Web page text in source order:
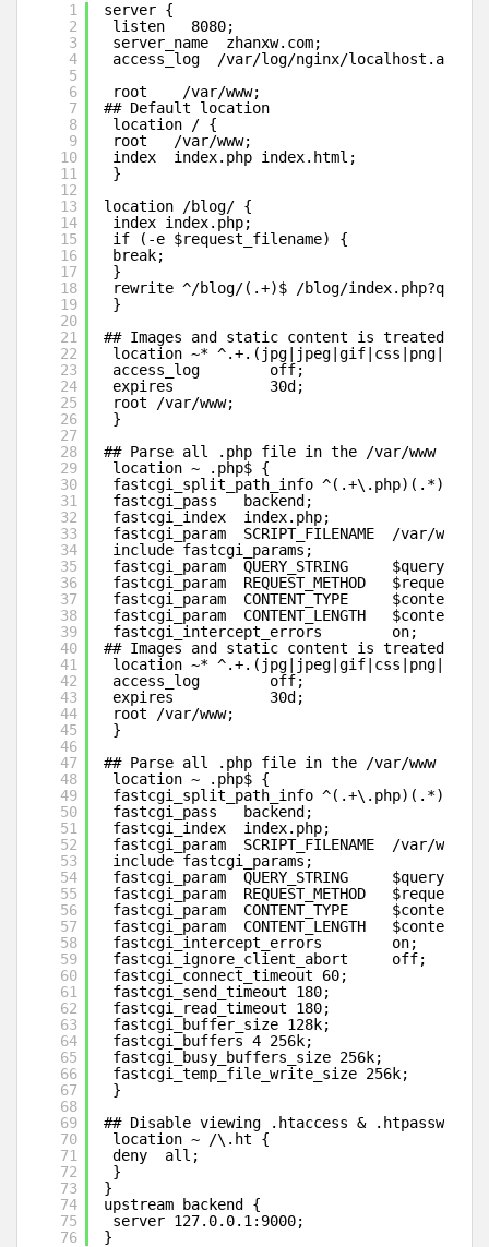
1
2
3
4
5
6
7
8
9
10
11
12
13
14
15
16
17
18
19
20
21
22
23
24
25
26
27
28
29
30
31
32
33
34
35
36
37
38
39
40
41
42
43
44
45
46
47
48
49
50
51
52
53
54
55
56
57
58
59
60
61
62
63
64
65
66
67
68
69
70
71
72
73
74
75
76
server {
listen   8080;
server_name  zhanxw.com;
access_log  /var/log/nginx/
root    /var/www;
## Default location
location / {
root   /var/www;
index  index.php index.html;
}
location /blog/ {
index index.php;
if (-e $request_filename) {
break;
}
rewrite ^/blog/(.+)$ /blog/index.php?q=$1
}
## Images and static content is treated
location ~*
access_log        off;
expires           30d;
root /var/www;
}
## Parse all .php file in the /var/www
location ~ .php$ {
fastcgi_split_path_info ^(.+\.php)(.*)$;
fastcgi_pass   backend;
fastcgi_index  index.php;
fastcgi_param  SCRIPT_FILENAME  /var/
include fastcgi_params;
fastcgi_param  QUERY_STRING
fastcgi_param  REQUEST_METHOD
fastcgi_param  CONTENT_TYPE
fastcgi_param  CONTENT_LENGTH
fastcgi_intercept_errors        on;
## Images and static content is treated
location ~*
access_log        off;
expires           30d;
root /var/www;
}
## Parse all .php file in the /var/www
location ~ .php$ {
fastcgi_split_path_info ^(.+\.php)(.*)$;
fastcgi_pass   backend;
fastcgi_index  index.php;
fastcgi_param  SCRIPT_FILENAME  /var/
include fastcgi_params;
fastcgi_param  QUERY_STRING
fastcgi_param  REQUEST_METHOD
fastcgi_param  CONTENT_TYPE
fastcgi_param  CONTENT_LENGTH
fastcgi_intercept_errors        on;
fastcgi_ignore_client_abort     off;
fastcgi_connect_timeout 60;
fastcgi_send_timeout 180;
fastcgi_read_timeout 180;
fastcgi_buffer_size 128k;
fastcgi_buffers 4 256k;
fastcgi_busy_buffers_size 256k;
fastcgi_temp_file_write_size 256k;
}
## Disable viewing .htaccess & .htpassword
location ~ /\.ht {
deny  all;
}
}
upstream backend {
server 127.0.0.1:9000;
}